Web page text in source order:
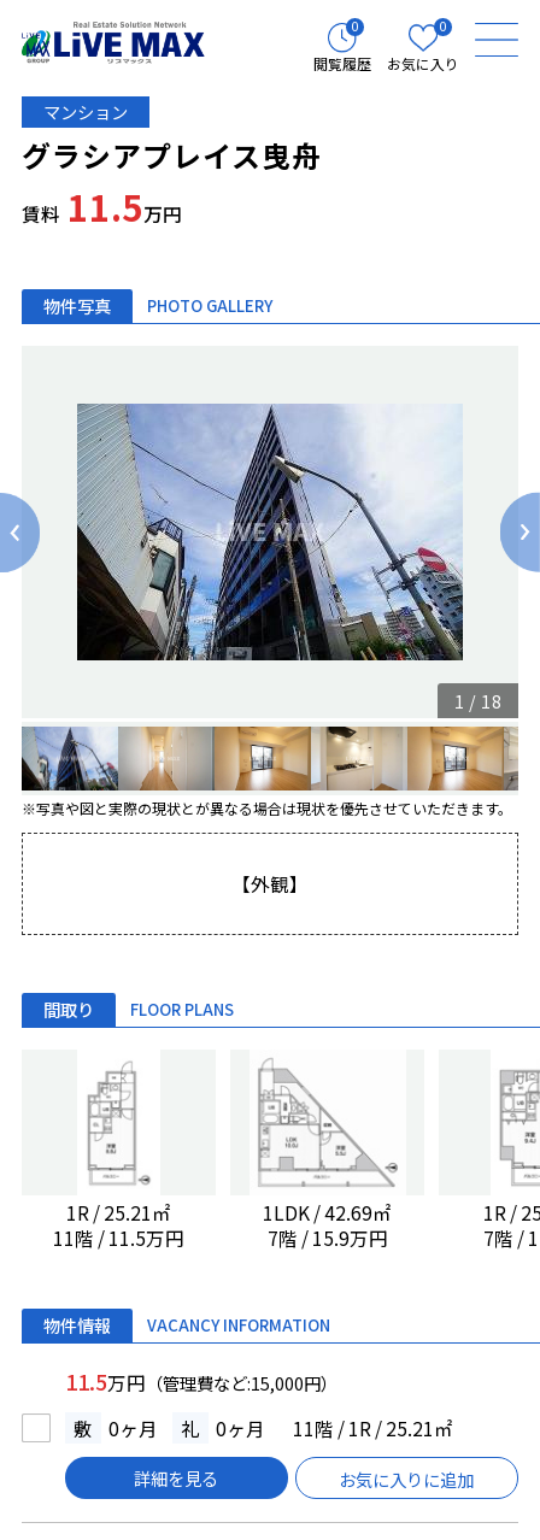
0
閲覧履歴
0
お気に入り
マンション
グラシアプレイス曳舟
賃料 11.5万円
物件写真 PHOTO GALLERY
1 / 18
※写真や図と実際の現状とが異なる場合は現状を優先させていただきます。
【外観】
間取り FLOOR PLANS
1R / 25.21㎡
11階 / 11.5万円
1LDK / 42.69㎡
7階 / 15.9万円
1R /
7階 /
物件情報 VACANCY INFORMATION
11.5万円 （管理費など:15,000円）
敷 0ヶ月 礼 0ヶ月 11階 / 1R / 25.21㎡
詳細を見る お気に入りに追加